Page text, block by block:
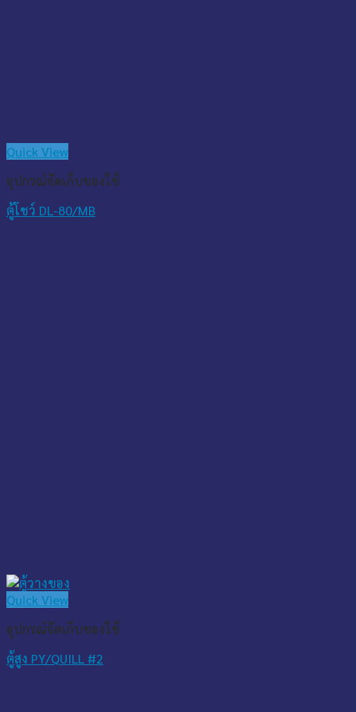
Quick View
อุปกรณ์จัดเก็บของใช้
ตู้โชว์ DL-80/MB
Quick View
อุปกรณ์จัดเก็บของใช้
ตู้สูง PY/QUILL #2